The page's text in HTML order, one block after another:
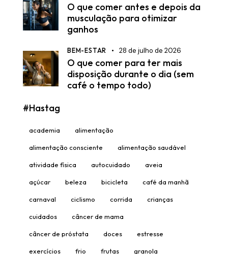
O que comer antes e depois da
musculação para otimizar
ganhos
BEM-ESTAR 28 de julho de 2026
O que comer para ter mais
disposição durante o dia (sem
café o tempo todo)
#Hastag
academia alimentação
alimentação consciente alimentação saudável
atividade física autocuidado aveia
açúcar beleza bicicleta café da manhã
carnaval ciclismo corrida crianças
cuidados câncer de mama
câncer de próstata doces estresse
exercícios frio frutas granola